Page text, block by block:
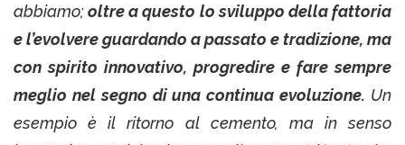
abbiamo;oltre a questo lo sviluppo della fattoria
e l’evolvere guardando a passato e tradizione, ma
con spirito innovativo, progredire e fare sempre
meglio nel segno di una continua evoluzione. Un
esempio è il ritorno al cemento, ma in senso